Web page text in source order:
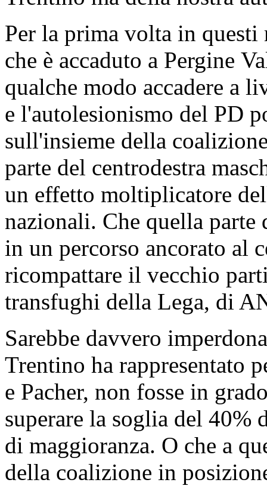
Per la prima volta in questi
che è accaduto a Pergine
qualche modo accadere a
e l'autolesionismo del PD
sull'insieme della
parte del centrodestra
un effetto moltiplicatore
nazionali. Che quella
in un percorso ancorato al
ricompattare il vecchio
transfughi della Lega, di
Sarebbe davvero
Trentino ha rappresentato
e Pacher, non fosse in
superare la soglia del 40%
di maggioranza. O che a
della coalizione in